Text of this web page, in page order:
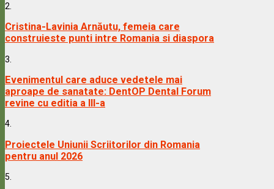
2.
Cristina-Lavinia Arnăutu, femeia care
construieste punti intre Romania si diaspora
3.
Evenimentul care aduce vedetele mai
aproape de sanatate: DentOP Dental Forum
revine cu editia a III-a
4.
Proiectele Uniunii Scriitorilor din Romania
pentru anul 2026
5.